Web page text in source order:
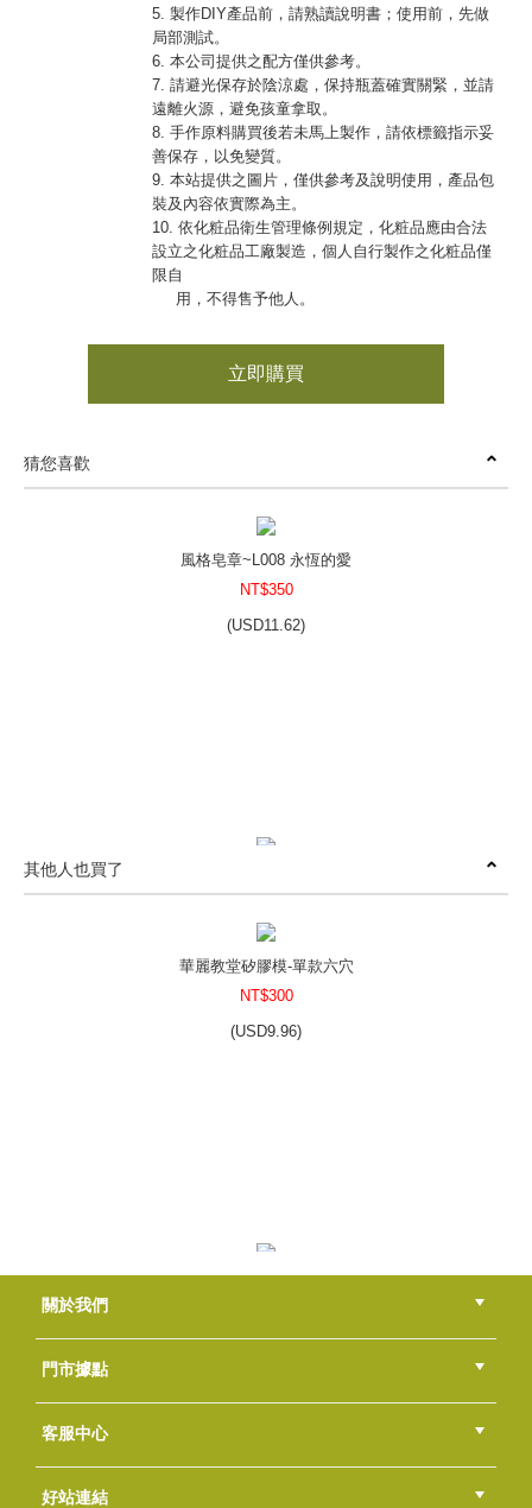
5. 製作DIY產品前，請熟讀說明書；使用前，先做
局部測試。
6. 本公司提供之配方僅供參考。
7. 請避光保存於陰涼處，保持瓶蓋確實關緊，並請
遠離火源，避免孩童拿取。
8. 手作原料購買後若未馬上製作，請依標籤指示妥
善保存，以免變質。
9. 本站提供之圖片，僅供參考及說明使用，產品包
裝及內容依實際為主。
10. 依化粧品衛生管理條例規定，化粧品應由合法
設立之化粧品工廠製造，個人自行製作之化粧品僅
限自
用，不得售予他人。
立即購買
猜您喜歡
風格皂章~L008 永恆的愛
NT$350
(USD11.62)
USD11.62)
其他人也買了
華麗教堂矽膠模-單款六穴
NT$300
(USD9.96)
關於我們
公司簡介
品牌故事
最新消息
隱私權聲明
版權聲明
門市據點
總部
北區
中區
南區
東區
海外
客服中心
會員等級
購物流程
訂單查詢
常見問題
海外訂購流程
連絡我們
下載專區
紅利點數
好站連結